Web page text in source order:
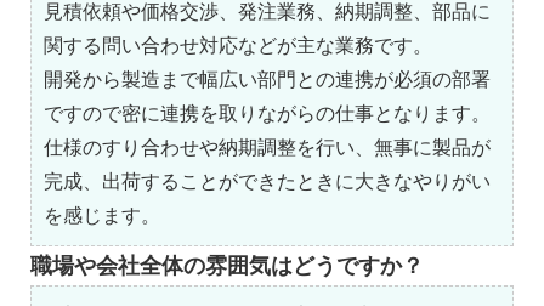
見積依頼や価格交渉、発注業務、納期調整、部品に
関する問い合わせ対応などが主な業務です。
開発から製造まで幅広い部門との連携が必須の部署
ですので密に連携を取りながらの仕事となります。
仕様のすり合わせや納期調整を行い、無事に製品が
完成、出荷することができたときに大きなやりがい
を感じます。
職場や会社全体の雰囲気はどうですか？